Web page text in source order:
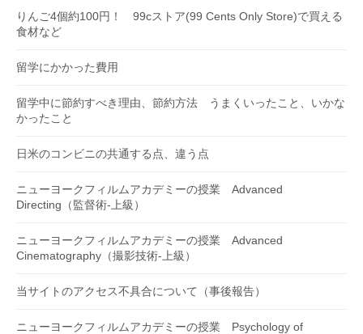
りんご4個約100円！ 99cストア(99 Cents Only Store)で買える
食材など
留学にかかった費用
留学中に節約すべき理由、節約方法 うまくいったこと、いかな
かったこと
日米のコンビニの共通する点、違う点
ニューヨークフィルムアカデミーの授業 Advanced
Directing（監督術-上級）
ニューヨークフィルムアカデミーの授業 Advanced
Cinematography（撮影技術-上級）
当サイトのアクセス不具合について（事後報告）
ニューヨークフィルムアカデミーの授業 Psychology of